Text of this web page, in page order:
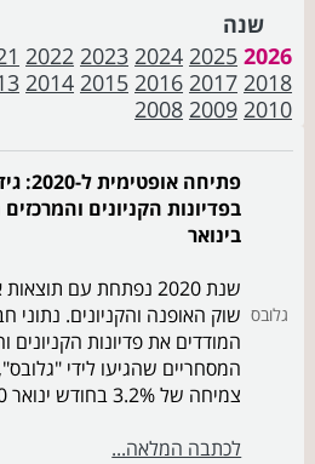
שנה
2026
2025
2024
2023
2022
2018
2017
2016
2015
2014
2010
2009
2008
גלובס
בפדיונות הקניונים
בינואר
שנת 2020 נפתחת עם
המודדים את פדיונות הקניונים
המסחריים שהגיעו לידי
צמיחה של 3.2% בחודש ינואר 2020
לכתבה המלאה...